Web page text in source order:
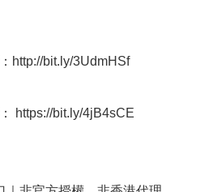
http://bit.ly/3UdmHSf
https://bit.ly/4jB4sCE